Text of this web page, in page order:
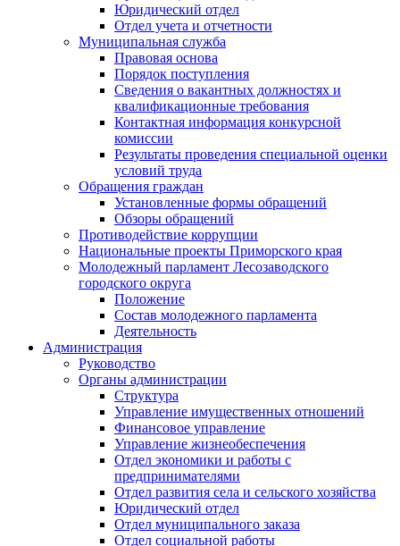
Юридический отдел
Отдел учета и отчетности
Муниципальная служба
Правовая основа
Порядок поступления
Сведения о вакантных должностях и
квалификационные требования
Контактная информация конкурсной
комиссии
Результаты проведения специальной оценки
условий труда
Обращения граждан
Установленные формы обращений
Обзоры обращений
Противодействие коррупции
Национальные проекты Приморского края
Молодежный парламент Лесозаводского
городского округа
Положение
Состав молодежного парламента
Деятельность
Администрация
Руководство
Органы администрации
Структура
Управление имущественных отношений
Финансовое управление
Управление жизнеобеспечения
Отдел экономики и работы с
предпринимателями
Отдел развития села и сельского хозяйства
Юридический отдел
Отдел муниципального заказа
Отдел социальной работы